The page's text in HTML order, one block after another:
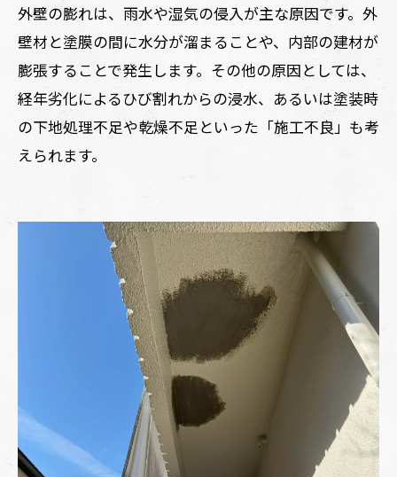
外壁の膨れは、雨水や湿気の侵入が主な原因です。外
壁材と塗膜の間に水分が溜まることや、内部の建材が
膨張することで発生します。その他の原因としては、
経年劣化によるひび割れからの浸水、あるいは塗装時
の下地処理不足や乾燥不足といった「施工不良」も考
えられます。